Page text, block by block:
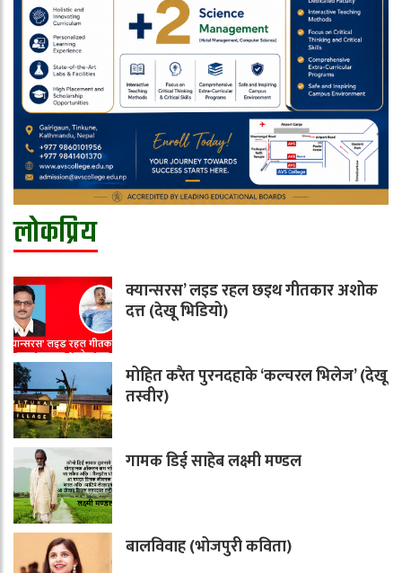
लोकप्रिय
क्यान्सरस’ लइड रहल छइथ गीतकार अशोक
दत्त (देखू भिडियो)
मोहित करैत पुरनदहाके ‘कल्चरल भिलेज’ (देखू
तस्वीर)
गामक डिई साहेब लक्ष्मी मण्डल
बालविवाह (भोजपुरी कविता)